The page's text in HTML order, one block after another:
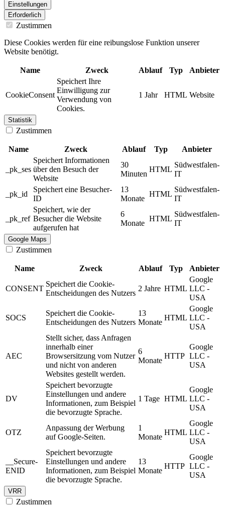
Einstellungen
Erforderlich
Zustimmen
Diese Cookies werden für eine reibungslose Funktion unserer
Website benötigt.
Name Zweck Ablauf Typ Anbieter
CookieConsent
Speichert Ihre
Einwilligung zur
Verwendung von
Cookies.
1 Jahr HTML Website
Statistik
Zustimmen
Name Zweck Ablauf Typ Anbieter
_pk_ses
Speichert Informationen
über den Besuch der
Website
30
Minuten
HTML
Südwestfalen-
IT
_pk_id
Speichert eine Besucher-
ID
13
Monate
HTML
Südwestfalen-
IT
_pk_ref
Speichert, wie der
Besucher die Website
aufgerufen hat
6
Monate
HTML
Südwestfalen-
IT
Google Maps
Zustimmen
Name Zweck Ablauf Typ Anbieter
CONSENT
Speichert die Cookie-
Entscheidungen des Nutzers
2 Jahre HTML
Google
LLC -
USA
SOCS
Speichert die Cookie-
Entscheidungen des Nutzers
13
Monate
HTML
Google
LLC -
USA
AEC
Stellt sicher, dass Anfragen
innerhalb einer
Browsersitzung vom Nutzer
und nicht von anderen
Websites gestellt werden.
6
Monate
HTTP
Google
LLC -
USA
DV
Speichert bevorzugte
Einstellungen und andere
Informationen, zum Beispiel
die bevorzugte Sprache.
1 Tage HTML
Google
LLC -
USA
OTZ
Anpassung der Werbung
auf Google-Seiten.
1
Monate
HTML
Google
LLC -
USA
__Secure-
ENID
Speichert bevorzugte
Einstellungen und andere
Informationen, zum Beispiel
die bevorzugte Sprache.
13
Monate
HTTP
Google
LLC -
USA
VRR
Zustimmen